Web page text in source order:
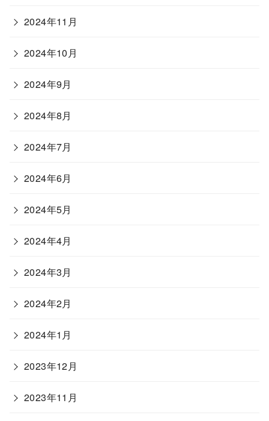
2024年11月
2024年10月
2024年9月
2024年8月
2024年7月
2024年6月
2024年5月
2024年4月
2024年3月
2024年2月
2024年1月
2023年12月
2023年11月